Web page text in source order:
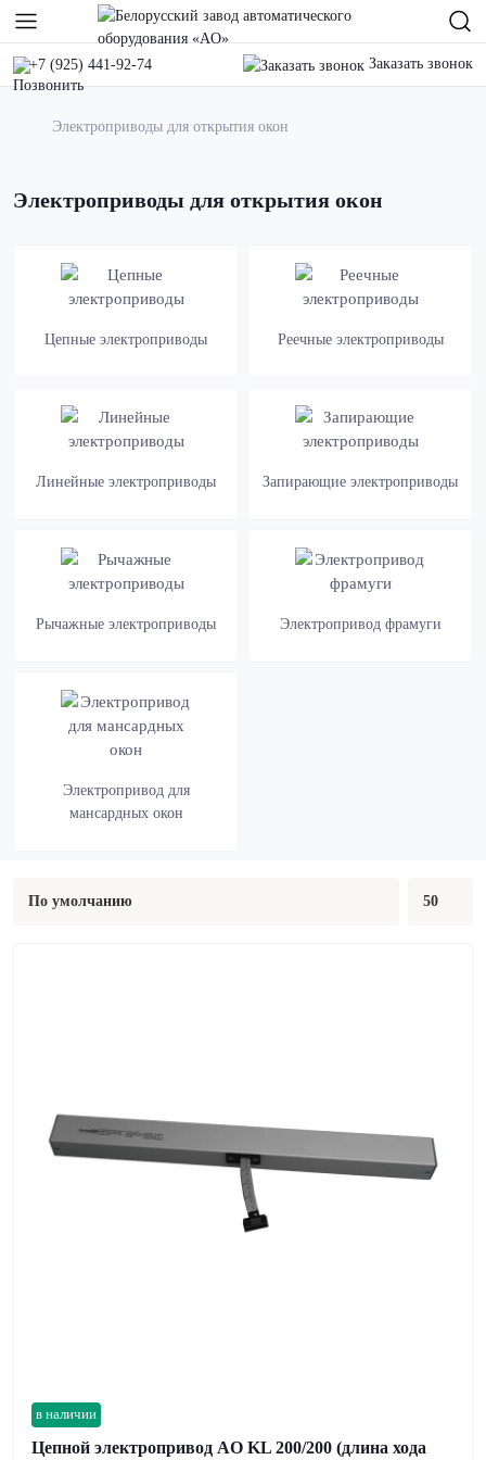
+7 (925) 441-92-74 Заказать звонок
Электроприводы для открытия окон
Электроприводы для открытия окон
Цепные электроприводы Реечные электроприводы
Линейные электроприводы Запирающие электроприводы
Рычажные электроприводы Электропривод фрамуги
Электропривод для
мансардных окон
в наличии
Цепной электропривод AO KL 200/200 (длина хода